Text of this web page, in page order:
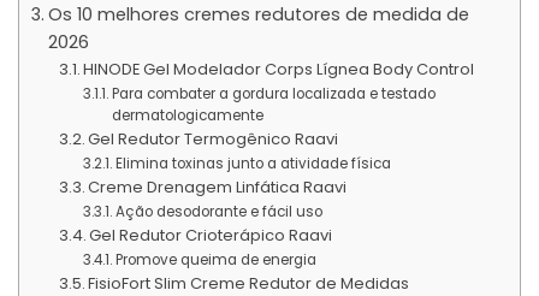
Os 10 melhores cremes redutores de medida de
2026
HINODE Gel Modelador Corps Lígnea Body Control
Para combater a gordura localizada e testado
dermatologicamente
Gel Redutor Termogênico Raavi
Elimina toxinas junto a atividade física
Creme Drenagem Linfática Raavi
Ação desodorante e fácil uso
Gel Redutor Crioterápico Raavi
Promove queima de energia
FisioFort Slim Creme Redutor de Medidas